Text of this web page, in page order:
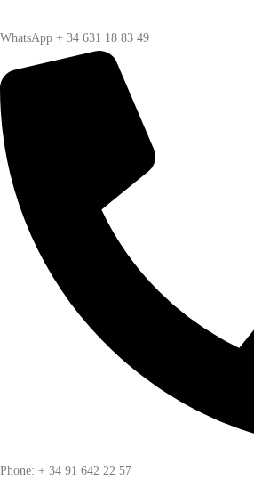
WhatsApp + 34 631 18 83 49
Phone: + 34 91 642 22 57